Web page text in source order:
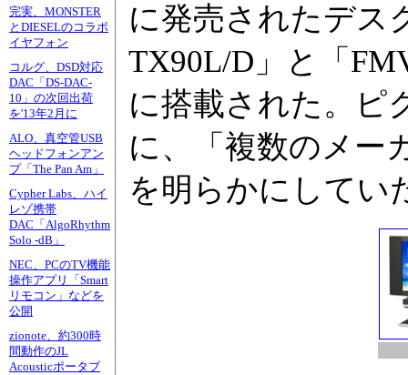
完実、MONSTER
とDIESELのコラボ
イヤフォン
コルグ、DSD対応
DAC「DS-DAC-
10」の次回出荷
を'13年2月に
ALO、真空管USB
ヘッドフォンアン
プ「The Pan Am」
Cypher Labs、ハイ
レゾ携帯
DAC「AlgoRhythm
Solo -dB」
NEC、PCのTV機能
操作アプリ「Smart
リモコン」などを
公開
zionote、約300時
間動作のJL
Acousticポータブ
に発売されたデス
TX90L/D」と「
に搭載された。ピ
に、「複数のメー
を明らかにしてい